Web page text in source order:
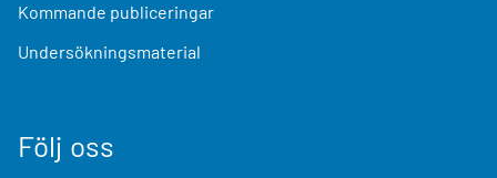
Kommande publiceringar
Undersökningsmaterial
Följ oss